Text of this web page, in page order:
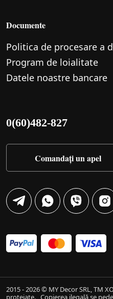
Documente
Politica de procesare a
Program de loialitate
Datele noastre bancare
0(60)482-827
Comandați un apel
2015 - 2026 © MY Decor SRL, TM
protejate. Copierea ilegală se